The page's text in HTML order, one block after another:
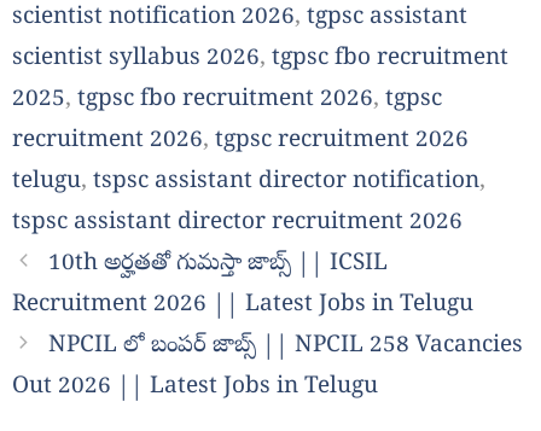
scientist notification 2026, tgpsc assistant
scientist syllabus 2026, tgpsc fbo recruitment
2025, tgpsc fbo recruitment 2026, tgpsc
recruitment 2026, tgpsc recruitment 2026
telugu, tspsc assistant director notification,
tspsc assistant director recruitment 2026
10th అర్హతతో గుమస్తా జాబ్స్ || ICSIL
Recruitment 2026 || Latest Jobs in Telugu
NPCIL లో బంపర్ జాబ్స్ || NPCIL 258 Vacancies
Out 2026 || Latest Jobs in Telugu